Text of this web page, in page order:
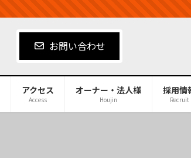
お問い合わせ
アクセス
Access
オーナー・法人様
Houjin
採用情
Recruit